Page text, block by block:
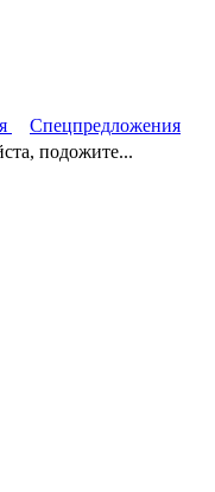
Спецпредложения
подожите...